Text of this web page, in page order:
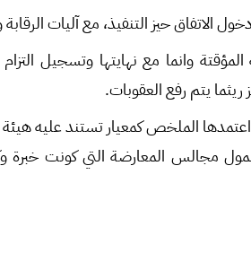
حيز التنفيذ، مع آليات
وانما مع نهايتها وتسجيل
يتم رفع العقوبات.
الملخص كمعيار تستند عليه
مجالس المعارضة التي كونت خبرة